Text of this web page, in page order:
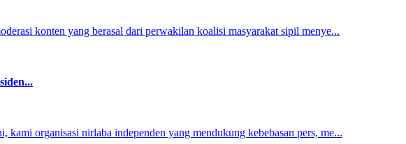
konten yang berasal dari perwakilan koalisi masyarakat sipil menye...
kami organisasi nirlaba independen yang mendukung kebebasan pers, me...